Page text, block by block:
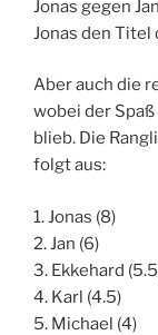
Jonas gegen
Jonas den
Aber auch die
wobei der
blieb. Die
folgt aus:
1. Jonas (8)
2. Jan (6)
3. Ekkehard
4. Karl (4.5)
5. Michael (4)